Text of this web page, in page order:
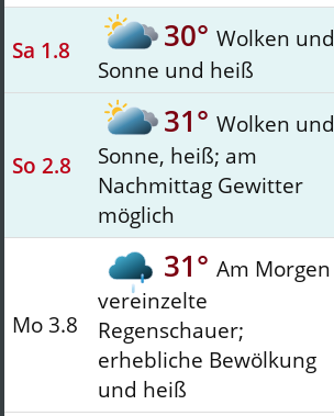
Sa 1.8 30° Wolken und
Sonne und heiß
So 2.8
31° Wolken und
Sonne, heiß; am
Nachmittag Gewitter
möglich
Mo 3.8
31° Am Morgen
vereinzelte
Regenschauer;
erhebliche Bewölkung
und heiß